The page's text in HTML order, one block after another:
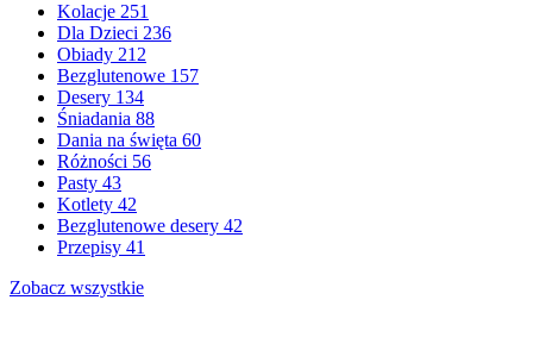
Kolacje 251
Dla Dzieci 236
Obiady 212
Bezglutenowe 157
Desery 134
Śniadania 88
Dania na święta 60
Różności 56
Pasty 43
Kotlety 42
Bezglutenowe desery 42
Przepisy 41
Zobacz wszystkie